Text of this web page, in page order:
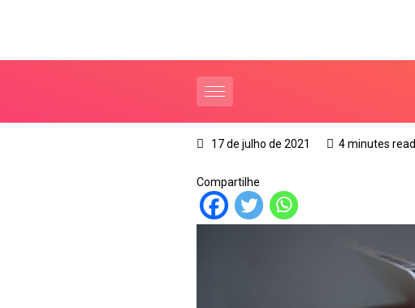
17 de julho de 2021 4 minutes read
Compartilhe